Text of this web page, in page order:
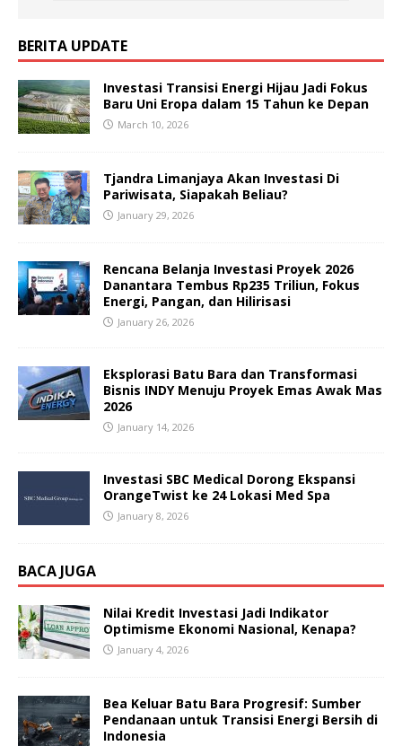
BERITA UPDATE
Investasi Transisi Energi Hijau Jadi Fokus
Baru Uni Eropa dalam 15 Tahun ke Depan
March 10, 2026
Tjandra Limanjaya Akan Investasi Di
Pariwisata, Siapakah Beliau?
January 29, 2026
Rencana Belanja Investasi Proyek 2026
Danantara Tembus Rp235 Triliun, Fokus
Energi, Pangan, dan Hilirisasi
January 26, 2026
Eksplorasi Batu Bara dan Transformasi
Bisnis INDY Menuju Proyek Emas Awak Mas
2026
January 14, 2026
Investasi SBC Medical Dorong Ekspansi
OrangeTwist ke 24 Lokasi Med Spa
January 8, 2026
BACA JUGA
Nilai Kredit Investasi Jadi Indikator
Optimisme Ekonomi Nasional, Kenapa?
January 4, 2026
Bea Keluar Batu Bara Progresif: Sumber
Pendanaan untuk Transisi Energi Bersih di
Indonesia